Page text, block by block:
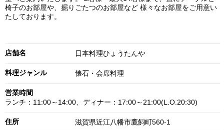
椅子のお部屋や、掘りごたつのお部屋など 様々なお部屋をご用意い
たしております。
店舗名 日本料理ひょうたんや
料理ジャンル 懐石・会席料理
営業時間
ランチ：11:00～14:00、ディナー：17:00～21:00(L.O.20:30)
住所 滋賀県近江八幡市鷹飼町560-1